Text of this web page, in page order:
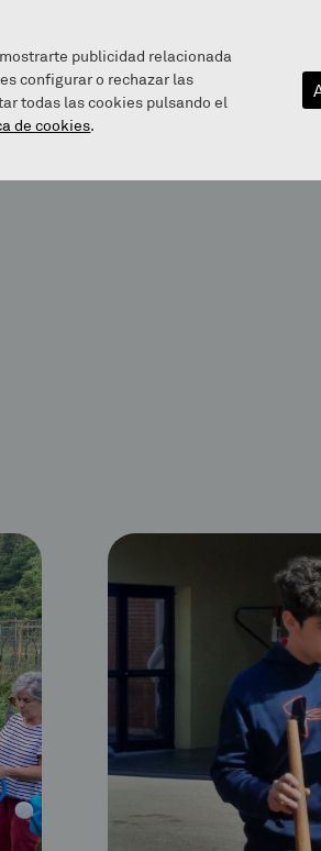
INFOGUNEA BALEAREN
publicidad relacionada
configurar o rechazar las
todas las cookies pulsando el
de cookies.